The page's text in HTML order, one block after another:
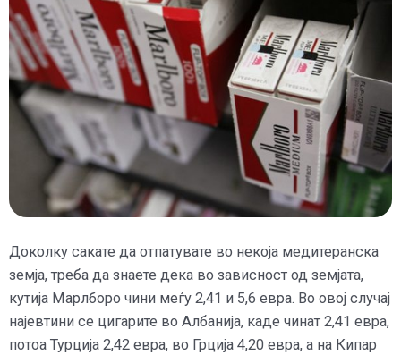
Доколку сакате да отпатувате во некоја медитеранска
земја, треба да знаете дека во зависност од земјата,
кутија Марлборо чини меѓу 2,41 и 5,6 евра. Во овој случај
најевтини се цигарите во Албанија, каде чинат 2,41 евра,
потоа Турција 2,42 евра, во Грција 4,20 евра, а на Кипар